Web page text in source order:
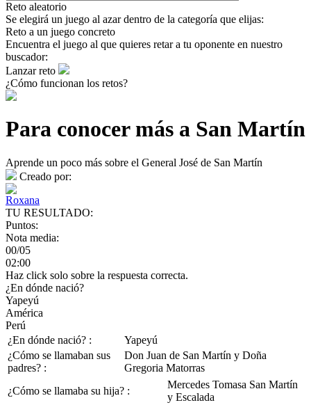
Reto aleatorio
Se elegirá un juego al azar dentro de la categoría que elijas:
Reto a un juego concreto
Encuentra el juego al que quieres retar a tu oponente en nuestro
buscador:
Lanzar reto
¿Cómo funcionan los retos?
Para conocer más a San Martín
Aprende un poco más sobre el General José de San Martín
Creado por:
Roxana
TU RESULTADO:
Puntos:
Nota media:
00/05
02:00
Haz click solo sobre la respuesta correcta.
¿En dónde nació?
Yapeyú
América
Perú
¿En dónde nació? :
Yapeyú
¿Cómo se llamaban sus
padres? :
Don Juan de San Martín y Doña
Gregoria Matorras
¿Cómo se llamaba su hija? :
Mercedes Tomasa San Martín
y Escalada